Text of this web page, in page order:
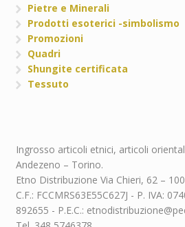
Pietre e Minerali
Prodotti esoterici -simbolismo
Promozioni
Quadri
Shungite certificata
Tessuto
Ingrosso articoli etnici, articoli
Andezeno – Torino.
Etno Distribuzione Via Chieri, 62 –
C.F.: FCCMRS63E55C627J - P. IVA:
892655 - P.E.C.: